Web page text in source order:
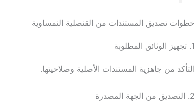
خطوات تصديق المستندات من القنصلية النمساوية
1. تجهيز الوثائق المطلوبة
التأكد من جاهزية المستندات الأصلية وصلاحيتها.
2. التصديق من الجهة المصدرة